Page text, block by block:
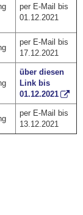
per E-Mail bis
01.12.2021
per E-Mail bis
17.12.2021
über diesen
Link bis
01.12.2021
per E-Mail bis
13.12.2021